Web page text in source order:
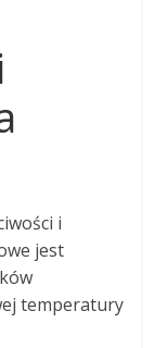
i
jest
temperatury